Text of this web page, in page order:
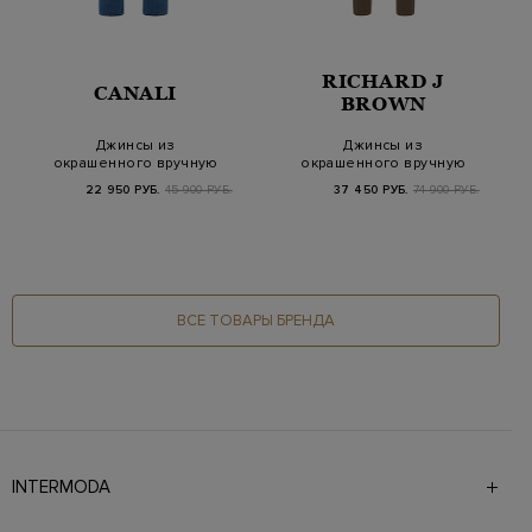
CANALI
Джинсы из
окрашенного вручную
поя…
22 950 РУБ. 45 900 РУБ.
RICHARD J
BROWN
Джинсы из
окрашенного вручную
карманами-кар…
37 450 РУБ. 74 900 РУБ.
ВСЕ ТОВАРЫ БРЕНДА
INTERMODA